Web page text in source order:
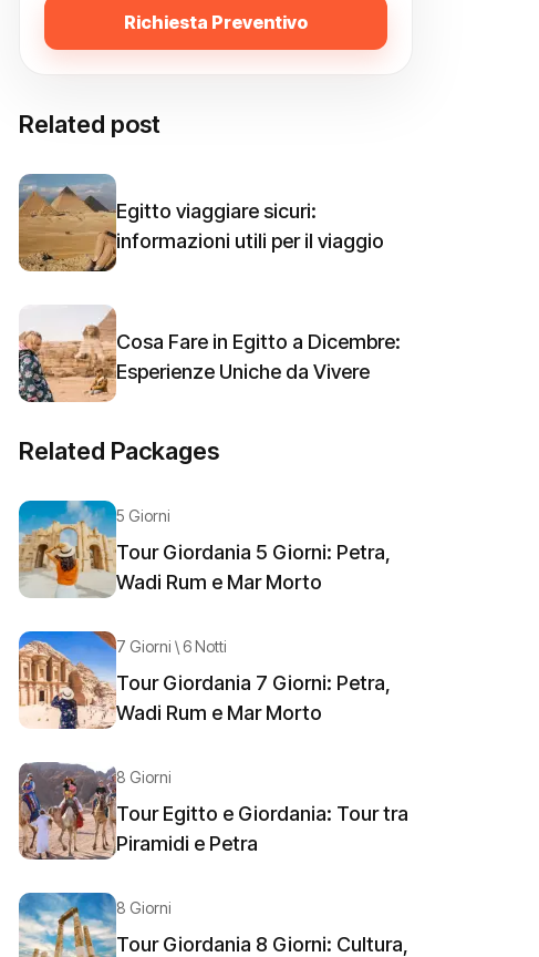
Richiesta Preventivo
Related post
Egitto viaggiare sicuri:
informazioni utili per il viaggio
Cosa Fare in Egitto a Dicembre:
Esperienze Uniche da Vivere
Related Packages
5 Giorni
Tour Giordania 5 Giorni: Petra,
Wadi Rum e Mar Morto
7 Giorni \ 6 Notti
Tour Giordania 7 Giorni: Petra,
Wadi Rum e Mar Morto
8 Giorni
Tour Egitto e Giordania: Tour tra
Piramidi e Petra
8 Giorni
Tour Giordania 8 Giorni: Cultura,